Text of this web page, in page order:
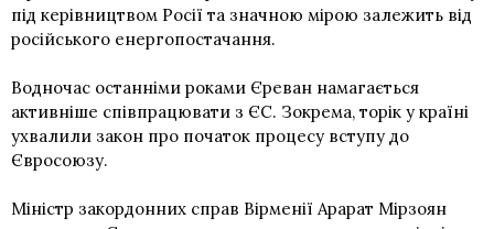
під керівництвом Росії та значною мірою залежить від
російського енергопостачання.
Водночас останніми роками Єреван намагається
активніше співпрацювати з ЄС. Зокрема, торік у країні
ухвалили закон про початок процесу вступу до
Євросоюзу.
Міністр закордонних справ Вірменії Арарат Мірзоян